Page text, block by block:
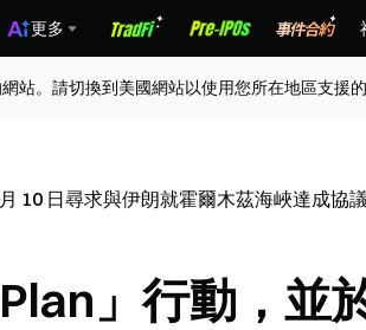
更多
站。請切換到美國網站以使用您所在地區支援的
10 日尋求與伊朗就霍爾木茲海峽達成協
」行動，並